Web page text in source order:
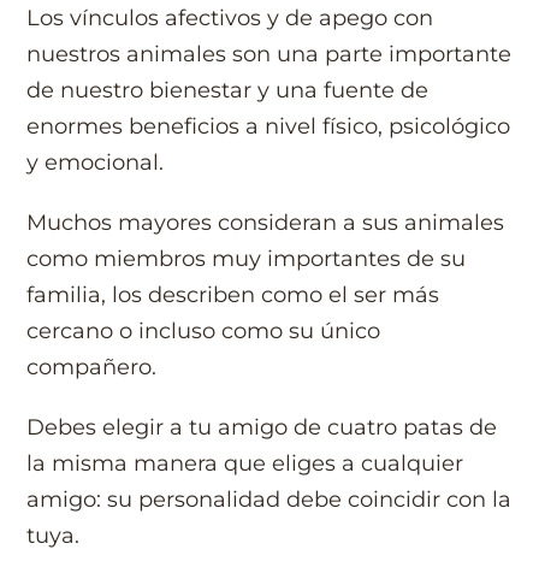
Los vínculos afectivos y de apego con
nuestros animales son una parte importante
de nuestro bienestar y una fuente de
enormes beneficios a nivel físico, psicológico
y emocional.
Muchos mayores consideran a sus animales
como miembros muy importantes de su
familia, los describen como el ser más
cercano o incluso como su único
compañero.
Debes elegir a tu amigo de cuatro patas de
la misma manera que eliges a cualquier
amigo: su personalidad debe coincidir con la
tuya.